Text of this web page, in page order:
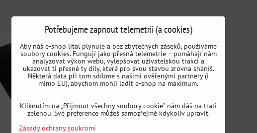
Potřebujeme zapnout telemetrii (a cookies)
Aby náš e-shop lítal plynule a bez zbytečných záseků, používáme
soubory cookies. Fungují jako přesná telemetrie – pomáhají nám
analyzovat výkon webu, vylepšovat uživatelskou trakci a
ukazovat ti přesně ty díly, které pro svou stavbu zrovna sháníš.
Některá data při tom sdílíme s našimi ověřenými partnery (i
mimo EU), abychom mohli ladit e-shop na maximum.
Kliknutím na „Přijmout všechny soubory cookie" nám dáš na trati
zelenou. Své preference můžeš samozřejmě kdykoliv upravit.
Zásady ochrany soukromí